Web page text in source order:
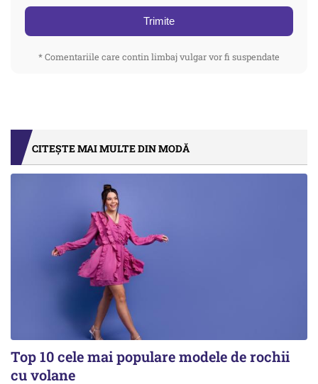
Trimite
* Comentariile care contin limbaj vulgar vor fi suspendate
CITEȘTE MAI MULTE DIN MODĂ
Top 10 cele mai populare modele de rochii
cu volane